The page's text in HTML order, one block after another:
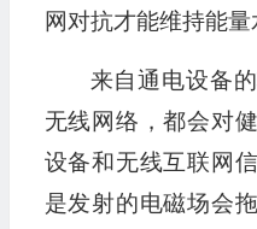
网对抗才能维持能量
来自通电设备
无线网络，都会对
设备和无线互联网
是发射的电磁场会